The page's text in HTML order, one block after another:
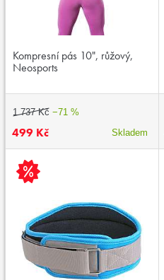
Kompresní pás 10", růžový,
Neosports
1 737 Kč −71 %
499 Kč Skladem